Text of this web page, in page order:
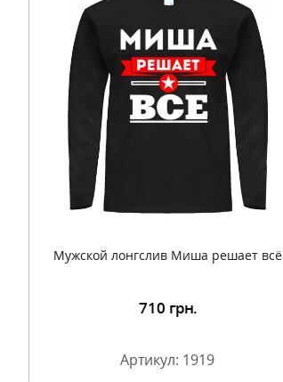
Мужской лонгслив Миша решает всё
710 грн.
Артикул: 1919
Подробнее